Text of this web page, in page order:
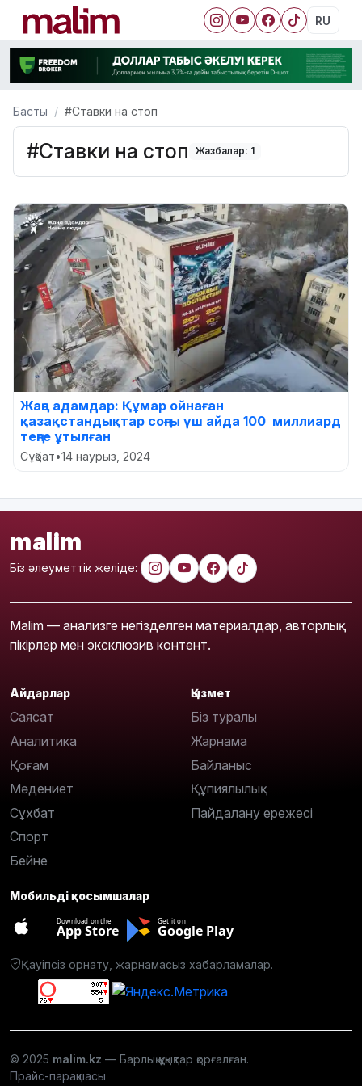
RU
Басты #Ставки на стоп
#Ставки на стоп Жазбалар: 1
Жаңа адамдар: Құмар ойнаған
қазақстандықтар соңғы үш айда 100 миллиард
теңге ұтылған
Сұқбат•14 наурыз, 2024
malim
Біз әлеуметтік желіде:
Malim — анализге негізделген материалдар, авторлық
пікірлер мен эксклюзив контент.
Айдарлар
Саясат
Аналитика
Қоғам
Мәдениет
Сұхбат
Спорт
Бейне
Қызмет
Біз туралы
Жарнама
Байланыс
Құпиялылық
Пайдалану ережесі
Мобильді қосымшалар
Download on the
App Store
Get it on
Google Play
Қауіпсіз орнату, жарнамасыз хабарламалар.
© 2025 malim.kz — Барлық құқықтар қорғалған.
Прайс-парақшасы